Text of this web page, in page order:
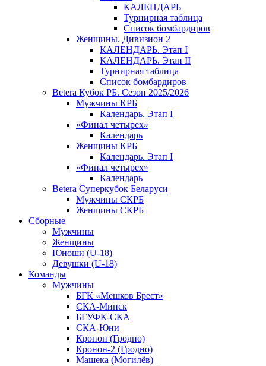
КАЛЕНДАРЬ
Турнирная таблица
Список бомбардиров
Женщины. Дивизион 2
КАЛЕНДАРЬ. Этап I
КАЛЕНДАРЬ. Этап II
Турнирная таблица
Список бомбардиров
Betera Кубок РБ. Сезон 2025/2026
Мужчины КРБ
Календарь. Этап I
«Финал четырех»
Календарь
Женщины КРБ
Календарь. Этап I
«Финал четырех»
Календарь
Betera Суперкубок Беларуси
Мужчины СКРБ
Женщины СКРБ
Сборные
Мужчины
Женщины
Юноши (U-18)
Девушки (U-18)
Команды
Мужчины
БГК «Мешков Брест»
СКА-Минск
БГУФК-СКА
СКА-Юни
Кронон (Гродно)
Кронон-2 (Гродно)
Машека (Могилёв)